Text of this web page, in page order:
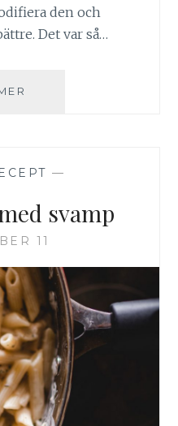
den och
Det var så…
—
svamp
11